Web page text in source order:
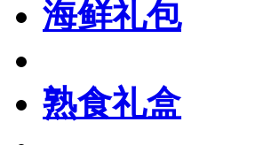
海鲜礼包
熟食礼盒